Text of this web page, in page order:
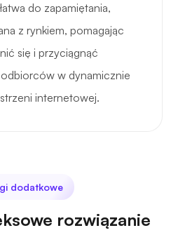
do zapamiętania,
z rynkiem, pomagając
się i przyciągnąć
w dynamicznie
internetowej.
dodatkowe
rozwiązanie